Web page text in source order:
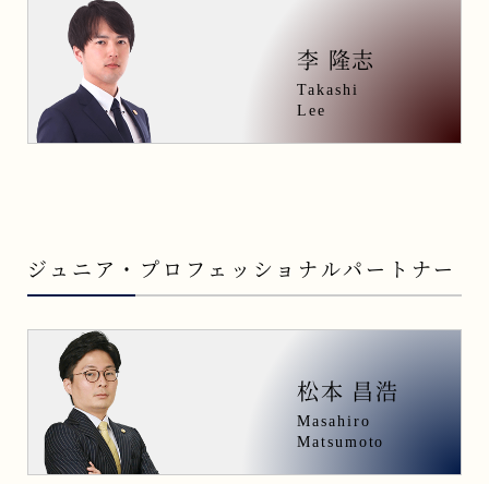
李 隆志
Takashi
Lee
ジュニア・プロフェッショナルパートナー
松本 昌浩
Masahiro
Matsumoto